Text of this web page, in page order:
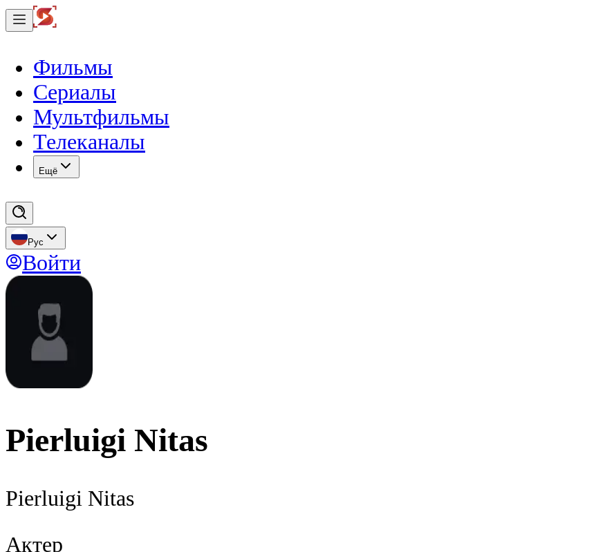
Фильмы
Сериалы
Мультфильмы
Телеканалы
Eщё
Рус
Войти
Pierluigi Nitas
Pierluigi Nitas
Актер